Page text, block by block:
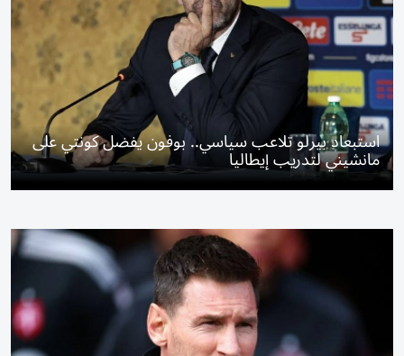
استبعاد بيرلو تلاعب سياسي.. بوفون يفضل كونتي على
مانشيني لتدريب إيطاليا